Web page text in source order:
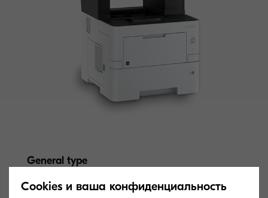
General type
устройства формата А4
Cookies и ваша конфиденциальность